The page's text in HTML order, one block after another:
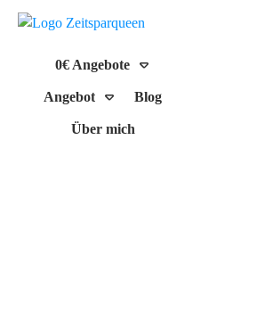
0€ Angebote
Angebot Blog
Über mich